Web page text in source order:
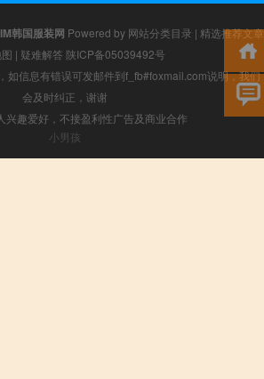
韩国服装网 Powered by 网站分类目录 | 精选推荐文章
| 疑难解答 陕ICP备05039492号
如信息有错误可发邮件到f_fb#foxmail.com说明，我们
会及时纠正，谢谢
兴趣爱好，不接盈利性广告及商业合作
小男孩